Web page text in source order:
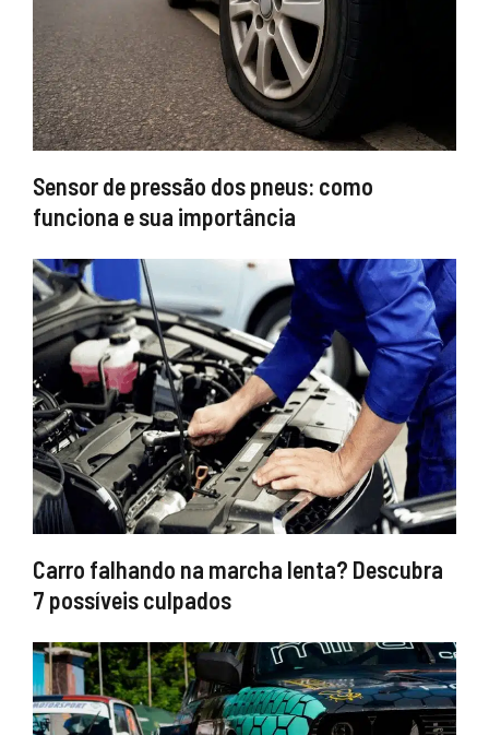
Sensor de pressão dos pneus: como
funciona e sua importância
Carro falhando na marcha lenta? Descubra
7 possíveis culpados